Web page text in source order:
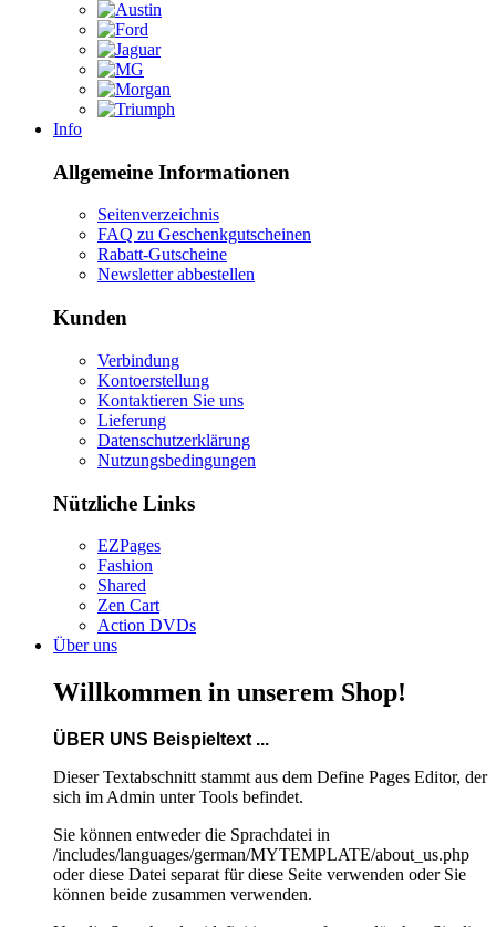
Info
Allgemeine Informationen
Seitenverzeichnis
FAQ zu Geschenkgutscheinen
Rabatt-Gutscheine
Newsletter abbestellen
Kunden
Verbindung
Kontoerstellung
Kontaktieren Sie uns
Lieferung
Datenschutzerklärung
Nutzungsbedingungen
Nützliche Links
EZPages
Fashion
Shared
Zen Cart
Action DVDs
Über uns
Willkommen in unserem Shop!
ÜBER UNS Beispieltext ...
Dieser Textabschnitt stammt aus dem Define Pages Editor, der
sich im Admin unter Tools befindet.
Sie können entweder die Sprachdatei in
/includes/languages/german/MYTEMPLATE/about_us.php
oder diese Datei separat für diese Seite verwenden oder Sie
können beide zusammen verwenden.